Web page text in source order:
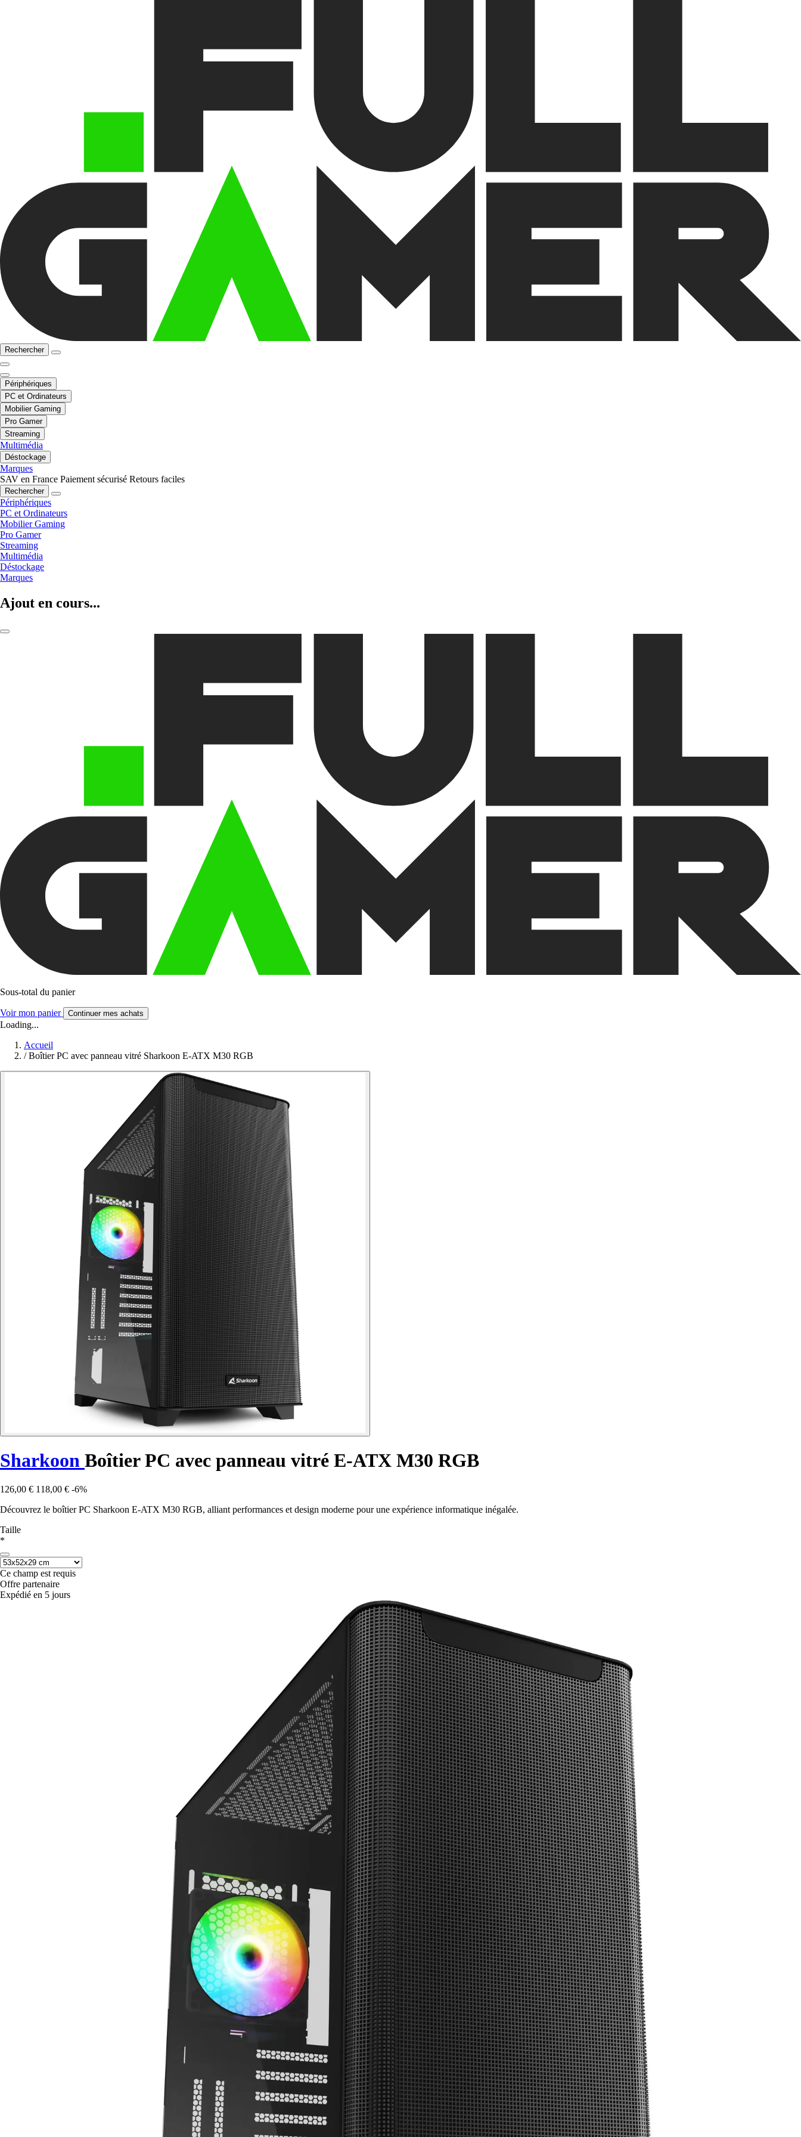
Rechercher
Périphériques
PC et Ordinateurs
Mobilier Gaming
Pro Gamer
Streaming
Multimédia
Déstockage
Marques
SAV en France Paiement sécurisé Retours faciles
Rechercher
Périphériques
PC et Ordinateurs
Mobilier Gaming
Pro Gamer
Streaming
Multimédia
Déstockage
Marques
Ajout en cours...
Sous-total du panier
Voir mon panier Continuer mes achats
Loading...
Accueil
/ Boîtier PC avec panneau vitré Sharkoon E-ATX M30 RGB
Sharkoon Boîtier PC avec panneau vitré E-ATX M30 RGB
126,00 € 118,00 € -6%
Découvrez le boîtier PC Sharkoon E-ATX M30 RGB, alliant performances et design moderne pour une expérience informatique inégalée.
Taille
*
Ce champ est requis
Offre partenaire
Expédié en 5 jours